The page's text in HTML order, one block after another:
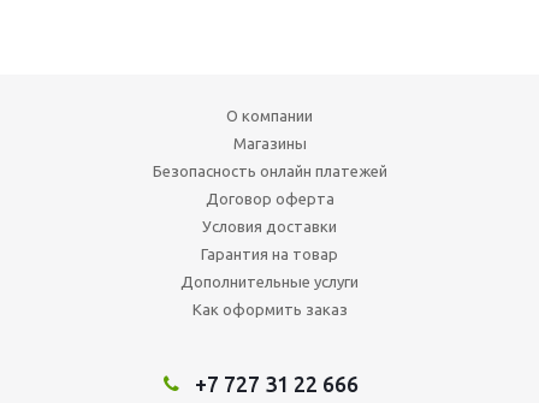
О компании
Магазины
Безопасность онлайн платежей
Договор оферта
Условия доставки
Гарантия на товар
Дополнительные услуги
Как оформить заказ
+7 727 31 22 666